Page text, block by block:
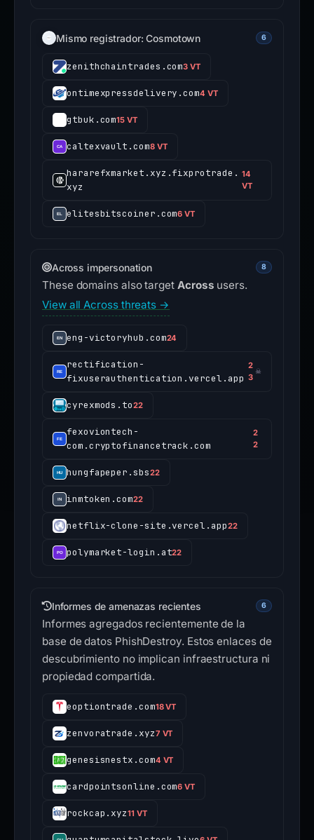
Mismo registrador: Cosmotown 6
zenithchaintrades.com3 VT
ontimexpressdelivery.com4 VT
gtbuk.com15 VT
caltexvault.com8 VT
hararefxmarket.xyz.fixprotrade.
xyz
14
VT
elitesbitscoiner.com6 VT
Across impersonation 8
These domains also target Across users.
View all Across threats →
eng-victoryhub.com24
rectification-
fixuserauthentication.vercel.app
2
3
☠
cyrexmods.to22
fexoviontech-
com.cryptofinancetrack.com
2
2
hungfapeper.sbs22
inmtoken.com22
netflix-clone-site.vercel.app22
polymarket-login.at22
Informes de amenazas recientes 6
Informes agregados recientemente de la
base de datos PhishDestroy. Estos enlaces de
descubrimiento no implican infraestructura ni
propiedad compartida.
eoptiontrade.com18 VT
zenvoratrade.xyz7 VT
genesisnestx.com4 VT
cardpointsonline.com6 VT
rockcap.xyz11 VT